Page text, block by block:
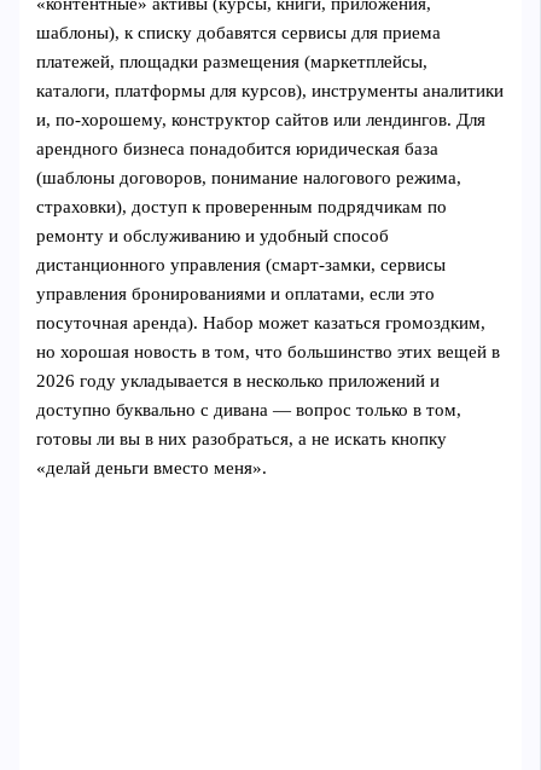
«контентные» активы (курсы, книги, приложения,
шаблоны), к списку добавятся сервисы для приема
платежей, площадки размещения (маркетплейсы,
каталоги, платформы для курсов), инструменты аналитики
и, по-хорошему, конструктор сайтов или лендингов. Для
арендного бизнеса понадобится юридическая база
(шаблоны договоров, понимание налогового режима,
страховки), доступ к проверенным подрядчикам по
ремонту и обслуживанию и удобный способ
дистанционного управления (смарт-замки, сервисы
управления бронированиями и оплатами, если это
посуточная аренда). Набор может казаться громоздким,
но хорошая новость в том, что большинство этих вещей в
2026 году укладывается в несколько приложений и
доступно буквально с дивана — вопрос только в том,
готовы ли вы в них разобраться, а не искать кнопку
«делай деньги вместо меня».